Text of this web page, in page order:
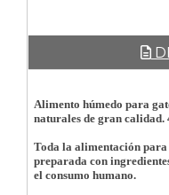
Alimento húmedo para
naturales de gran calidad.
Toda la alimentación para
preparada con
el consumo humano.